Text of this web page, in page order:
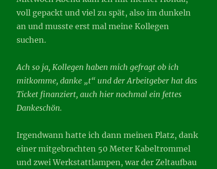
voll gepackt und viel zu spät, also im dunkeln
an und musste erst mal meine Kollegen
suchen.
Ach so ja, Kollegen haben mich gefragt ob ich
mitkomme, danke „t“ und der Arbeitgeber hat das
Ticket finanziert, auch hier nochmal ein fettes
Dankeschön.
Irgendwann hatte ich dann meinen Platz, dank
einer mitgebrachten 50 Meter Kabeltrommel
und zwei Werkstattlampen, war der Zeltaufbau